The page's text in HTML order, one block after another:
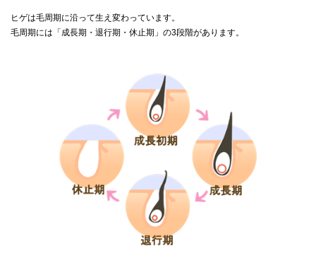
ヒゲは毛周期に沿って生え変わっています。
毛周期には「成長期・退行期・休止期」の3段階があります。